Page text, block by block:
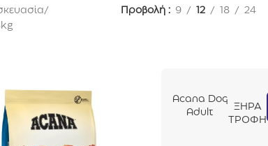
Προβολή 9 12 18 24
Acana Dog
Adult
ΞΗΡΑ
ΤΡΟΦΗ